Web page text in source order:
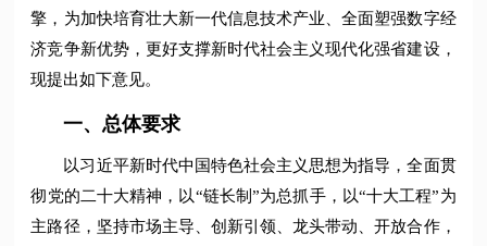
擎，为加快培育壮大新一代信息技术产业、全面塑强数字经
济竞争新优势，更好支撑新时代社会主义现代化强省建设，
现提出如下意见。
一、总体要求
以习近平新时代中国特色社会主义思想为指导，全面贯
彻党的二十大精神，以“链长制”为总抓手，以“十大工程”为
主路径，坚持市场主导、创新引领、龙头带动、开放合作，